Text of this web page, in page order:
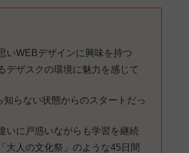
いWEBデザインに興味を持つ
デザスクの環境に魅力を感じて
らない状態からのスタートだっ
いに戸惑いながらも学習を継続
大人の文化祭」のような45日間